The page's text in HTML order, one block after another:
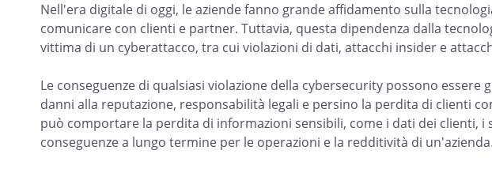
Nell'era digitale di oggi, le aziende fanno grande affidamento sulla
comunicare con clienti e partner. Tuttavia, questa dipendenza dalla
vittima di un cyberattacco, tra cui violazioni di dati, attacchi insider e
Le conseguenze di qualsiasi violazione della cybersecurity possono
danni alla reputazione, responsabilità legali e persino la perdita di clienti
può comportare la perdita di informazioni sensibili, come i dati dei clienti,
conseguenze a lungo termine per le operazioni e la redditività di un'azienda.